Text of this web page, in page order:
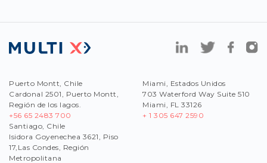
Puerto Montt, Chile
Cardonal 2501, Puerto Montt,
Región de los lagos.
+56 65 2483 700
Santiago, Chile
Isidora Goyenechea 3621, Piso
17,Las Condes, Región
Metropolitana
Miami, Estados Unidos
703 Waterford Way Suite 510
Miami, FL 33126
+ 1 305 647 2590